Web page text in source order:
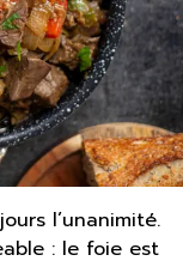
l’unanimité.
: le foie est